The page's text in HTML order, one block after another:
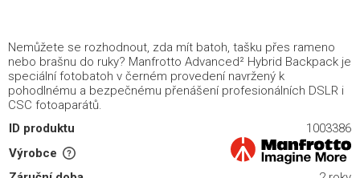
Nemůžete se rozhodnout, zda mít batoh, tašku přes rameno
nebo brašnu do ruky? Manfrotto Advanced² Hybrid Backpack je
speciální fotobatoh v černém provedení navržený k
pohodlnému a bezpečnému přenášení profesionálních DSLR i
CSC fotoaparátů.
ID produktu
1003386
Výrobce